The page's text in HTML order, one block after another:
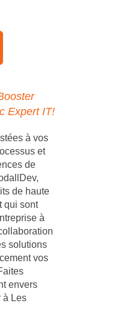
Expert IT!
à vos
et
de
de haute
qui sont
à
solutions
vos
envers
à Les